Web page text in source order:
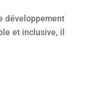
développement
et inclusive, il